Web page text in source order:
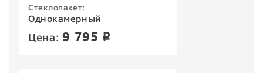
Стеклопакет:
Однокамерный
Цена:9 795 p